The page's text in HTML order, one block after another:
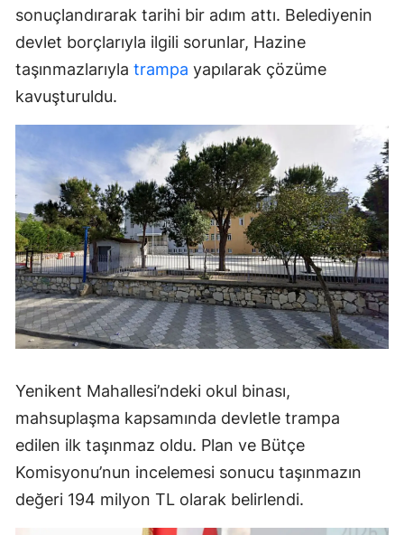
sonuçlandırarak tarihi bir adım attı. Belediyenin
devlet borçlarıyla ilgili sorunlar, Hazine
taşınmazlarıyla trampa yapılarak çözüme
kavuşturuldu.
Yenikent Mahallesi’ndeki okul binası,
mahsuplaşma kapsamında devletle trampa
edilen ilk taşınmaz oldu. Plan ve Bütçe
Komisyonu’nun incelemesi sonucu taşınmazın
değeri 194 milyon TL olarak belirlendi.